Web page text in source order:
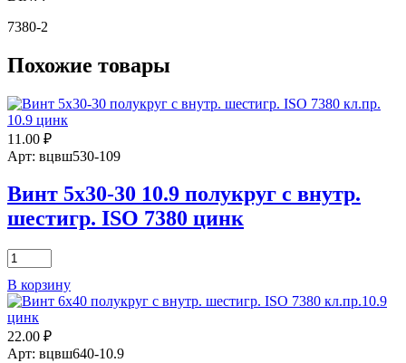
7380-2
Похожие товары
11.00 ₽
Арт: вцвш530-109
Винт 5х30-30 10.9 полукруг с внутр.
шестигр. ISO 7380 цинк
Количество
товара
Винт
5х30-
30
10.9
полукруг
В корзину
22.00 ₽
Арт: вцвш640-10.9